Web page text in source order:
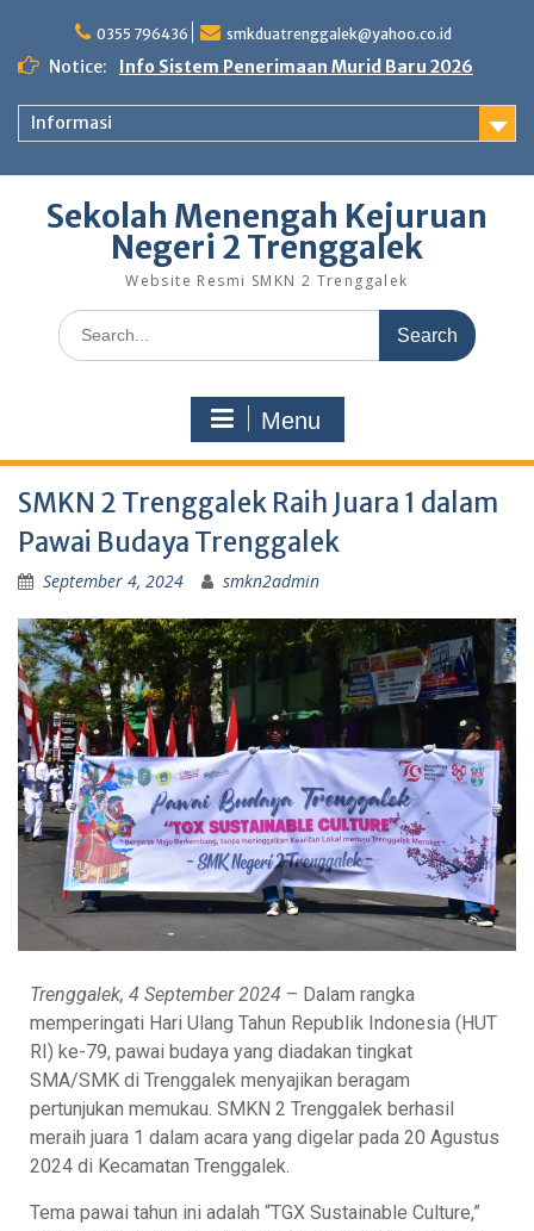
0355 796436 smkduatrenggalek@yahoo.co.id
Notice: Info Sistem Penerimaan Murid Baru 2026
Informasi
Sekolah Menengah Kejuruan
Negeri 2 Trenggalek
Website Resmi SMKN 2 Trenggalek
Menu
SMKN 2 Trenggalek Raih Juara 1 dalam
Pawai Budaya Trenggalek
September 4, 2024 smkn2admin
Trenggalek, 4 September 2024 – Dalam rangka
memperingati Hari Ulang Tahun Republik Indonesia (HUT
RI) ke-79, pawai budaya yang diadakan tingkat
SMA/SMK di Trenggalek menyajikan beragam
pertunjukan memukau. SMKN 2 Trenggalek berhasil
meraih juara 1 dalam acara yang digelar pada 20 Agustus
2024 di Kecamatan Trenggalek.
Tema pawai tahun ini adalah “TGX Sustainable Culture,”